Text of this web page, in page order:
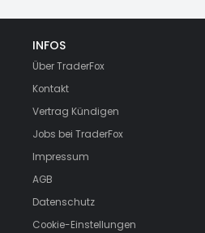
INFOS
Über TraderFox
Kontakt
Vertrag Kündigen
Jobs bei TraderFox
Impressum
AGB
Datenschutz
Cookie-Einstellungen